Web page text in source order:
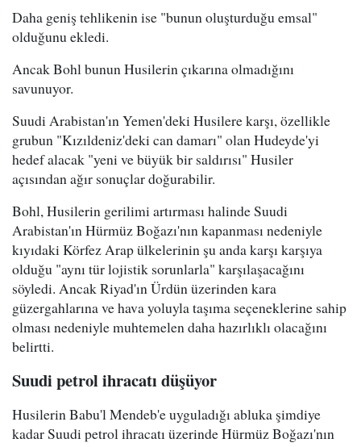
Daha geniş tehlikenin ise "bunun oluşturduğu emsal"
olduğunu ekledi.
Ancak Bohl bunun Husilerin çıkarına olmadığını
savunuyor.
Suudi Arabistan'ın Yemen'deki Husilere karşı, özellikle
grubun "Kızıldeniz'deki can damarı" olan Hudeyde'yi
hedef alacak "yeni ve büyük bir saldırısı" Husiler
açısından ağır sonuçlar doğurabilir.
Bohl, Husilerin gerilimi artırması halinde Suudi
Arabistan'ın Hürmüz Boğazı'nın kapanması nedeniyle
kıyıdaki Körfez Arap ülkelerinin şu anda karşı karşıya
olduğu "aynı tür lojistik sorunlarla" karşılaşacağını
söyledi. Ancak Riyad'ın Ürdün üzerinden kara
güzergahlarına ve hava yoluyla taşıma seçeneklerine sahip
olması nedeniyle muhtemelen daha hazırlıklı olacağını
belirtti.
Suudi petrol ihracatı düşüyor
Husilerin Babu'l Mendeb'e uyguladığı abluka şimdiye
kadar Suudi petrol ihracatı üzerinde Hürmüz Boğazı'nın